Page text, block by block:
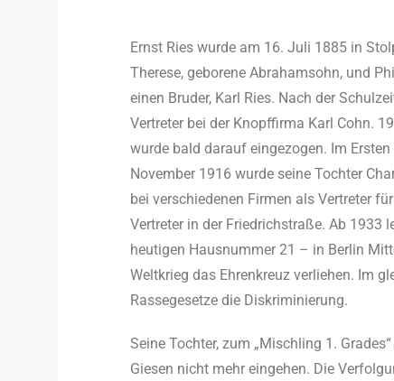
Ernst Ries wurde am 16. Juli 1885 in
Therese, geborene Abrahamsohn, und
einen Bruder, Karl Ries. Nach der
Vertreter bei der Knopffirma Karl Cohn.
wurde bald darauf eingezogen. Im
November 1916 wurde seine Tochter
bei verschiedenen Firmen als Vertreter
Vertreter in der Friedrichstraße. Ab 1933
heutigen Hausnummer 21 – in Berlin
Weltkrieg das Ehrenkreuz verliehen. Im
Rassegesetze die Diskriminierung.
Seine Tochter, zum „Mischling 1.
Giesen nicht mehr eingehen. Die